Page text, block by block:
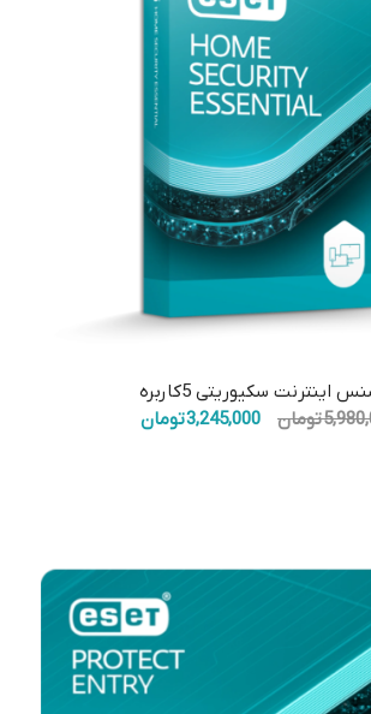
اینترنت سکیوریتی 5کاربره
تومان
قیمت
3,245,000تومان